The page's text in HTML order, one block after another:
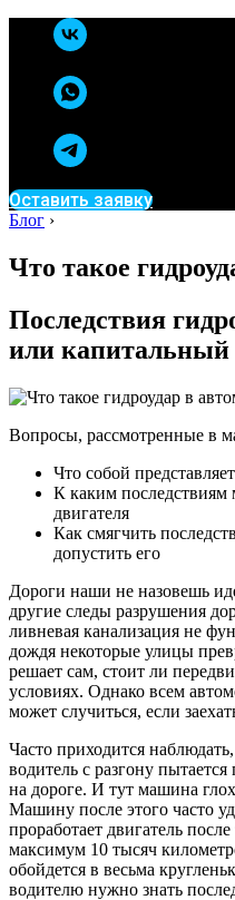
Оставить заявку
Блог ›
Что такое
Последствия
или капитальный
Вопросы, рассмотренные в
Что собой
К каким последствиям
двигателя
Как смягчить
допустить его
Дороги наши не назовешь
другие следы разрушения
ливневая канализация не
дождя некоторые улицы
решает сам, стоит ли
условиях. Однако всем
может случиться, если
Часто приходится
водитель с разгону
на дороге. И тут машина
Машину после этого часто
проработает двигатель
максимум 10 тысяч
обойдется в весьма
водителю нужно знать